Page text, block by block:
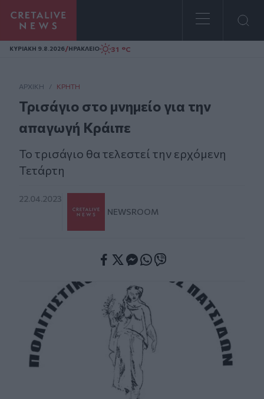
Homepage
ΚΥΡΙΑΚΗ 9.8.2026/ΗΡΑΚΛΕΙΟ 31 °C
ΑΡΧΙΚΗ / ΚΡΉΤΗ
Τρισάγιο στο μνημείο για την
απαγωγή Κράιπε
Το τρισάγιο θα τελεστεί την ερχόμενη
Τετάρτη
22.04.2023
NEWSROOM